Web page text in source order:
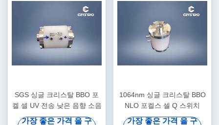
SGS 싱글 크리스탈 BBO 포
켈 셀 UV 전송 낮은 음향 소음
가장 좋은 가격 을 구
1064nm 싱글 크리스탈 BBO
NLO 포켈스 셀 Q 스위치
가장 좋은 가격 을 구